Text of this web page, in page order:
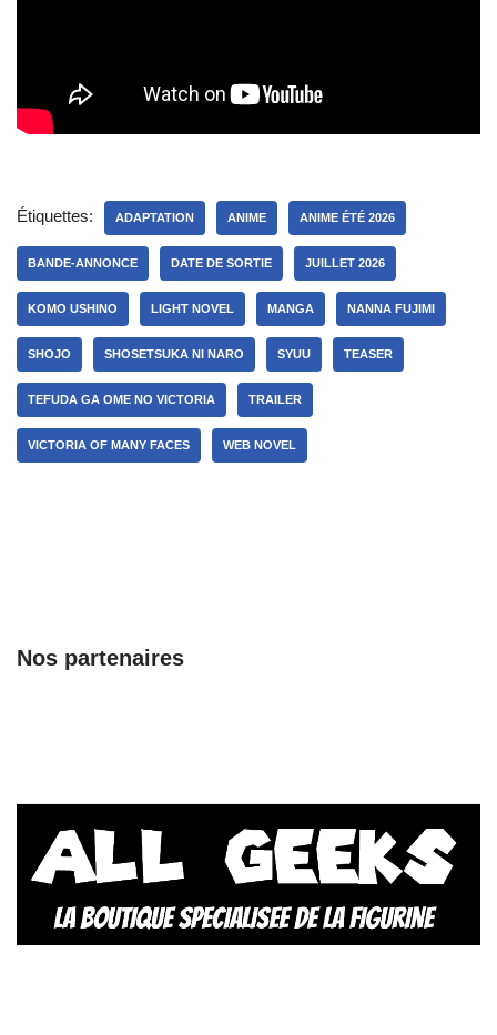
Étiquettes: ADAPTATION ANIME ANIME ÉTÉ 2026
BANDE-ANNONCE DATE DE SORTIE JUILLET 2026
KOMO USHINO LIGHT NOVEL MANGA NANNA FUJIMI
SHOJO SHOSETSUKA NI NARO SYUU TEASER
TEFUDA GA OME NO VICTORIA TRAILER
VICTORIA OF MANY FACES WEB NOVEL
Nos partenaires